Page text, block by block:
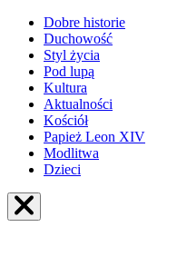
Dobre historie
Duchowość
Styl życia
Pod lupą
Kultura
Aktualności
Kościół
Papież Leon XIV
Modlitwa
Dzieci